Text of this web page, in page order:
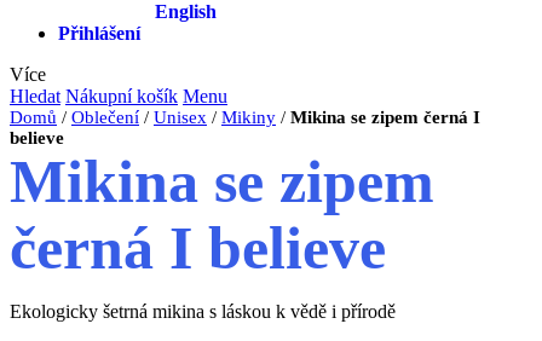
English
Přihlášení
Více
Hledat Nákupní košík Menu
Domů / Oblečení / Unisex / Mikiny / Mikina se zipem černá I
believe
Mikina se zipem
černá I believe
Ekologicky šetrná mikina s láskou k vědě i přírodě